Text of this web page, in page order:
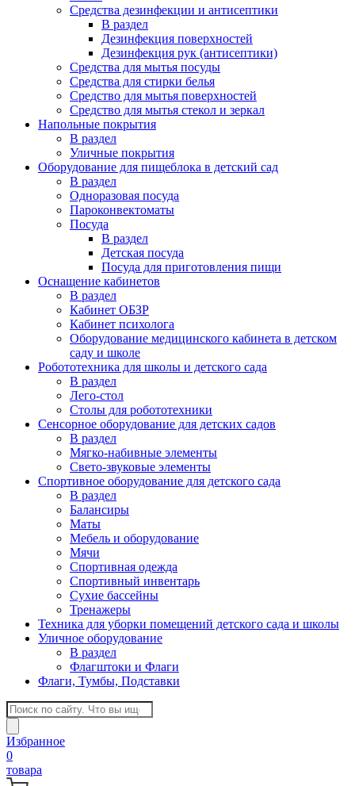
Средства дезинфекции и антисептики
В раздел
Дезинфекция поверхностей
Дезинфекция рук (антисептики)
Средства для мытья посуды
Средства для стирки белья
Средство для мытья поверхностей
Средство для мытья стекол и зеркал
Напольные покрытия
В раздел
Уличные покрытия
Оборудование для пищеблока в детский сад
В раздел
Одноразовая посуда
Пароконвектоматы
Посуда
В раздел
Детская посуда
Посуда для приготовления пищи
Оснащение кабинетов
В раздел
Кабинет ОБЗР
Кабинет психолога
Оборудование медицинского кабинета в детском
саду и школе
Робототехника для школы и детского сада
В раздел
Лего-стол
Столы для робототехники
Сенсорное оборудование для детских садов
В раздел
Мягко-набивные элементы
Свето-звуковые элементы
Спортивное оборудование для детского сада
В раздел
Балансиры
Маты
Мебель и оборудование
Мячи
Спортивная одежда
Спортивный инвентарь
Сухие бассейны
Тренажеры
Техника для уборки помещений детского сада и школы
Уличное оборудование
В раздел
Флагштоки и Флаги
Флаги, Тумбы, Подставки
Поиск
товаров
Избранное
0
товара